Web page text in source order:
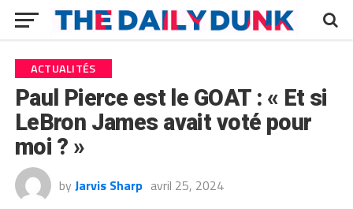
ACTUALITÉS
Paul Pierce est le GOAT : « Et si
LeBron James avait voté pour
moi ? »
by Jarvis Sharp avril 25, 2024